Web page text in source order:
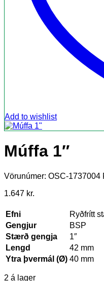
Add to wishlist
Múffa 1″
Vörunúmer: OSC-1737004
1.647 kr.
Efni
Ryðfrítt
Gengjur
BSP
Stærð gengja
1″
Lengd
42 mm
Ytra þvermál (Ø) 40 mm
2 á lager